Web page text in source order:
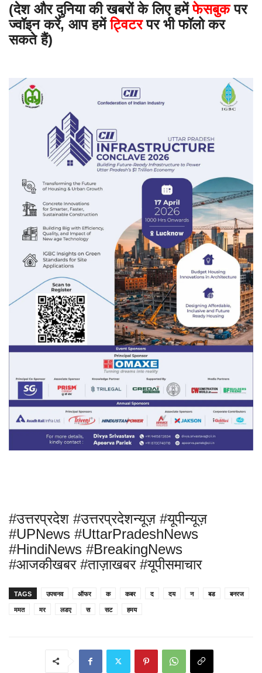
(देश और दुनिया की खबरों के लिए हमेंफेसबुकपर
ज्वॉइन करें, आप हमेंट्विटरपर भी फॉलो कर
सकते हैं)
#उत्तरप्रदेश #उत्तरप्रदेशन्यूज़ #यूपीन्यूज़
#UPNews #UttarPradeshNews
#HindiNews #BreakingNews
#आजकीखबर #ताज़ाखबर #यूपीसमाचार
TAGS उपचनव ऑफर क कबर द दय न बड बनरज
ममत मर लडए स सट हमय